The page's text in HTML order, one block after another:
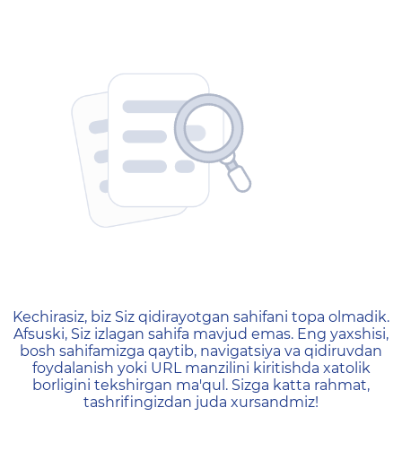
404 — Страница не
Kechirasiz, biz Siz qidirayotgan sahifani topa olmadik.
Afsuski, Siz izlagan sahifa mavjud emas. Eng yaxshisi,
bosh sahifamizga qaytib, navigatsiya va qidiruvdan
foydalanish yoki URL manzilini kiritishda xatolik
borligini tekshirgan ma'qul. Sizga katta rahmat,
tashrifingizdan juda xursandmiz!